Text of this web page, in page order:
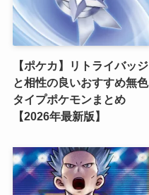
【ポケカ】リトライバッジ
と相性の良いおすすめ無色
タイプポケモンまとめ
【2026年最新版】